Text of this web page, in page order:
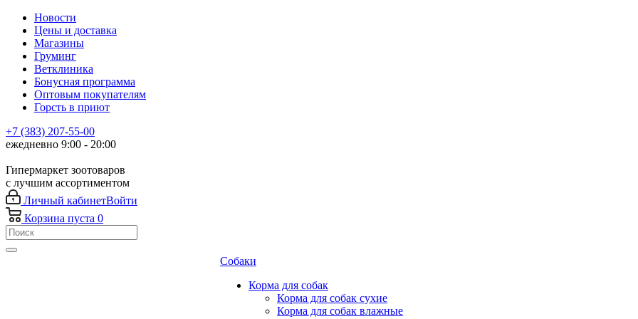
Новости
Цены и доставка
Магазины
Груминг
Ветклиника
Бонусная программа
Оптовым покупателям
Горсть в приют
+7 (383) 207-55-00
ежедневно 9:00 - 20:00
Гипермаркет зоотоваров
с лучшим ассортиментом
Личный кабинетВойти
Корзина пуста 0
Собаки
Корма для собак
Корма для собак сухие
Корма для собак влажные